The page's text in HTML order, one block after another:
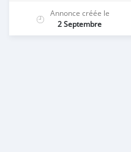
Annonce créée le
2 Septembre